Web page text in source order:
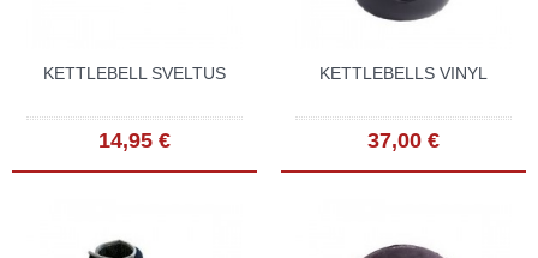
KETTLEBELL SVELTUS
14,95 €
KETTLEBELLS VINYL
37,00 €